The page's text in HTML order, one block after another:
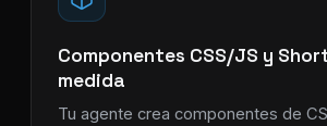
Componentes CSS/JS y
medida
Tu agente crea componentes de